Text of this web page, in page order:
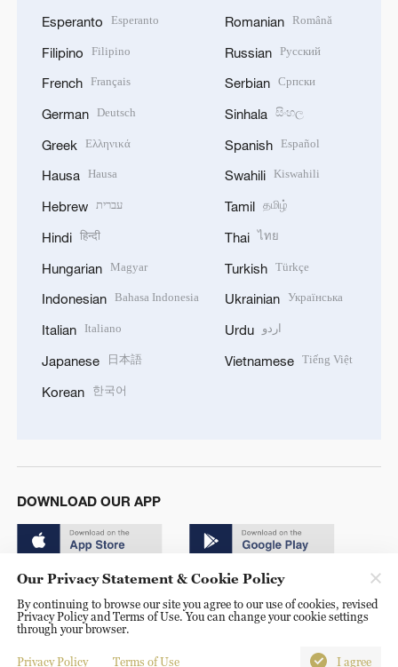
Esperanto Esperanto
Filipino Filipino
French Français
German Deutsch
Greek Ελληνικά
Hausa Hausa
Hebrew עברית
Hindi हिन्दी
Hungarian Magyar
Indonesian Bahasa Indonesia
Italian Italiano
Japanese 日本語
Korean 한국어
Romanian Română
Russian Русский
Serbian Српски
Sinhala සිංහල
Spanish Español
Swahili Kiswahili
Tamil தமிழ்
Thai ไทย
Turkish Türkçe
Ukrainian Українська
Urdu اردو
Vietnamese Tiếng Việt
DOWNLOAD OUR APP
© China Radio International.CRI. All Rights Reserved. 16A
Shijingshan Road, Beijing, China. 100040
Our Privacy Statement & Cookie Policy
By continuing to browse our site you agree to our use of cookies, revised
Privacy Policy and Terms of Use. You can change your cookie settings
through your browser.
Privacy Policy Terms of Use I agree